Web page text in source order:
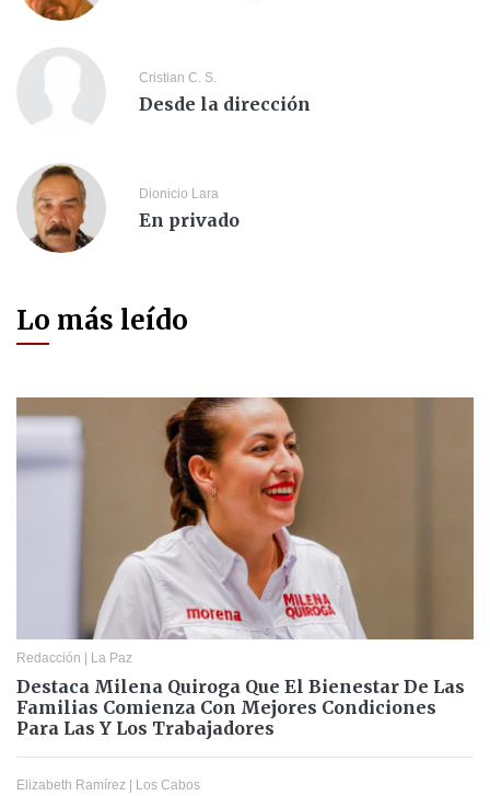
Cristian C. S.
Desde la dirección
Dionicio Lara
En privado
Lo más leído
Redacción La Paz
Destaca Milena Quiroga Que El Bienestar De Las
Familias Comienza Con Mejores Condiciones
Para Las Y Los Trabajadores
Elizabeth Ramírez Los Cabos